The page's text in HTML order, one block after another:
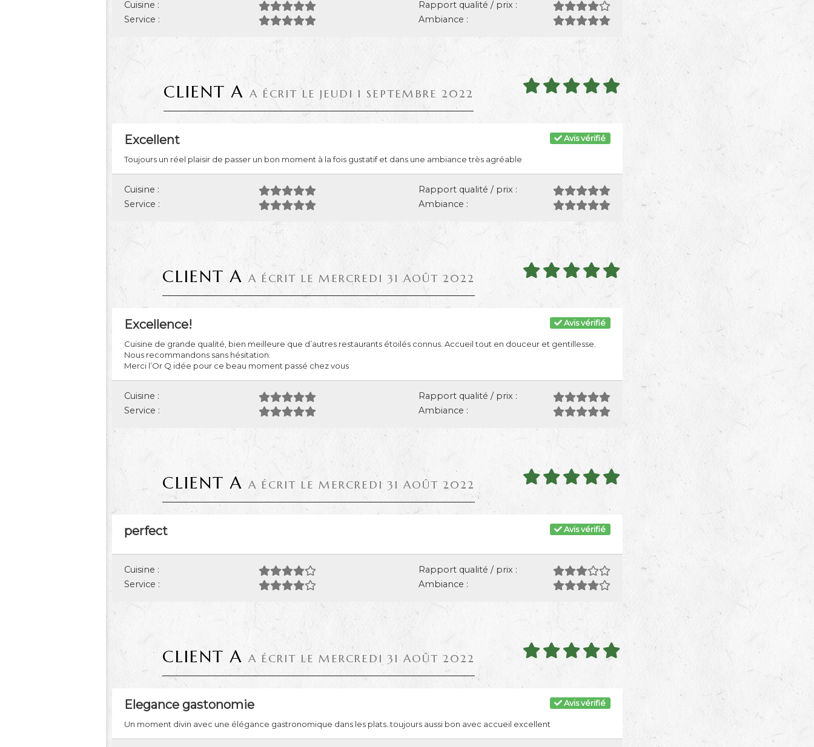
Cuisine :
Rapport qualité / prix :
Service :
Ambiance :
CLIENT A A ÉCRIT LE JEUDI 1 SEPTEMBRE 2022
Avis vérifié
Excellent
Toujours un réel plaisir de passer un bon moment à la fois gustatif et dans une ambiance très agréable
Cuisine :
Rapport qualité / prix :
Service :
Ambiance :
CLIENT A A ÉCRIT LE MERCREDI 31 AOÛT 2022
Avis vérifié
Excellence!
Cuisine de grande qualité, bien meilleure que d’autres restaurants étoilés connus. Accueil tout en douceur et gentillesse.
Nous recommandons sans hésitation.
Merci l’Or Q idée pour ce beau moment passé chez vous
Cuisine :
Rapport qualité / prix :
Service :
Ambiance :
CLIENT A A ÉCRIT LE MERCREDI 31 AOÛT 2022
Avis vérifié
perfect
Cuisine :
Rapport qualité / prix :
Service :
Ambiance :
CLIENT A A ÉCRIT LE MERCREDI 31 AOÛT 2022
Avis vérifié
Elegance gastonomie
Un moment divin avec une élégance gastronomique dans les plats..toujours aussi bon avec accueil excellent